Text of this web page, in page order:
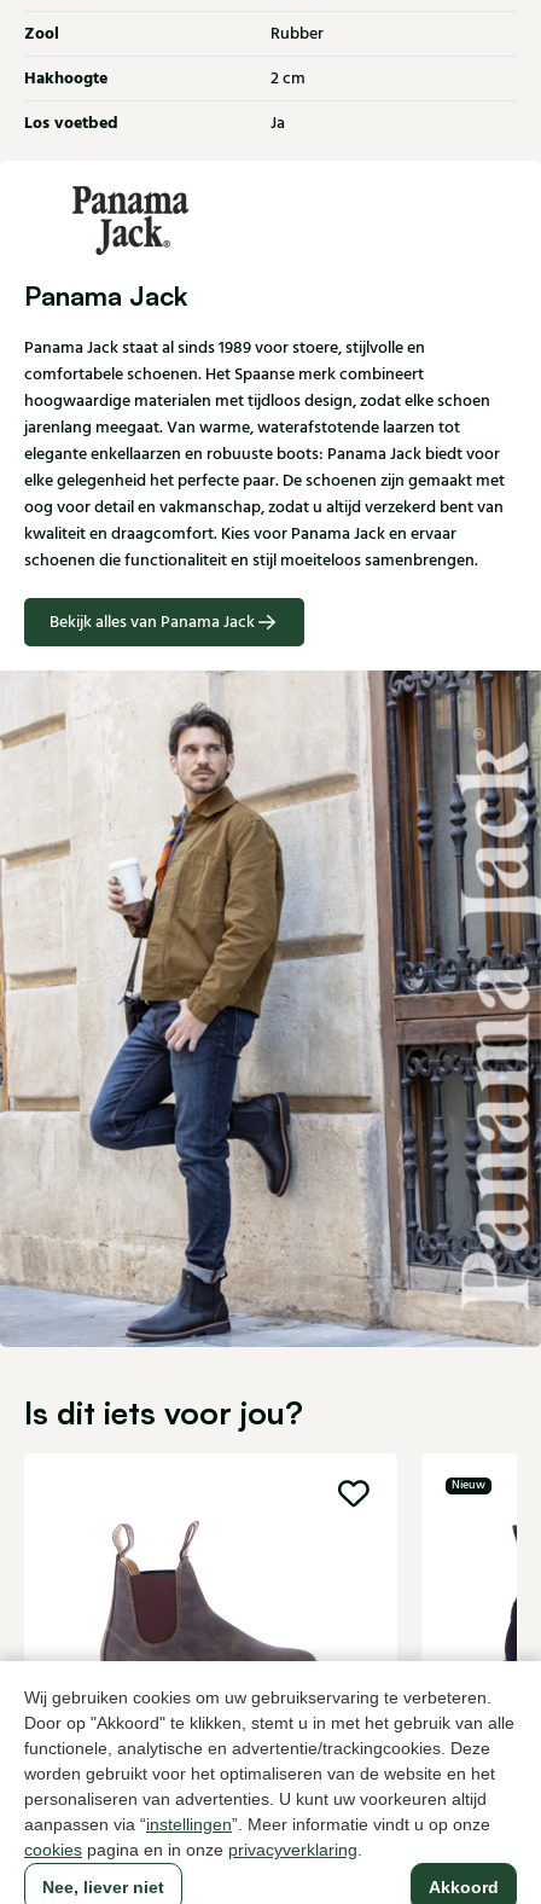
Wij gebruiken cookies om uw gebruikservaring te verbeteren.
Door op "Akkoord" te klikken, stemt u in met het gebruik van alle
functionele, analytische en advertentie/trackingcookies. Deze
worden gebruikt voor het optimaliseren van de website en het
personaliseren van advertenties. U kunt uw voorkeuren altijd
aanpassen via “instellingen”. Meer informatie vindt u op onze
cookies pagina en in onze privacyverklaring
Akkoord
Nee, liever niet
Zool Rubber
Hakhoogte 2 cm
Los voetbed Ja
Panama Jack
Panama Jack staat al sinds 1989 voor stoere, stijlvolle en
comfortabele schoenen. Het Spaanse merk combineert
hoogwaardige materialen met tijdloos design, zodat elke schoen
jarenlang meegaat. Van warme, waterafstotende laarzen tot
elegante enkellaarzen en robuuste boots: Panama Jack biedt voor
elke gelegenheid het perfecte paar. De schoenen zijn gemaakt met
oog voor detail en vakmanschap, zodat u altijd verzekerd bent van
kwaliteit en draagcomfort. Kies voor Panama Jack en ervaar
schoenen die functionaliteit en stijl moeiteloos samenbrengen.
Bekijk alles van Panama Jack
Is dit iets voor jou?
Blundstone
Bruine enkellaarzen dames
209,95
Nieuw
DL Sport
Blauwe
229,95